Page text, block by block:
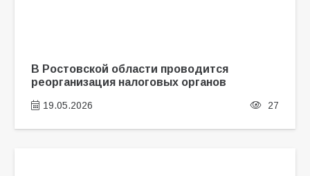
В Ростовской области проводится
реорганизация налоговых органов
19.05.2026 27